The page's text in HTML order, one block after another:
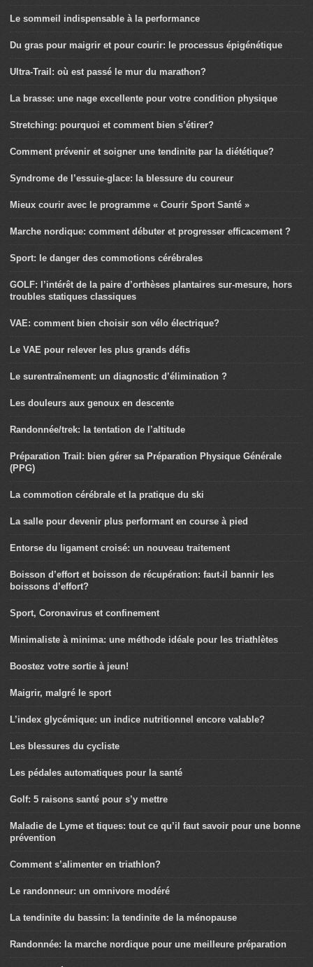
Le sommeil indispensable à la performance
Du gras pour maigrir et pour courir: le processus épigénétique
Ultra-Trail: où est passé le mur du marathon?
La brasse: une nage excellente pour votre condition physique
Stretching: pourquoi et comment bien s’étirer?
Comment prévenir et soigner une tendinite par la diététique?
Syndrome de l’essuie-glace: la blessure du coureur
Mieux courir avec le programme « Courir Sport Santé »
Marche nordique: comment débuter et progresser efficacement ?
Sport: le danger des commotions cérébrales
GOLF: l’intérêt de la paire d’orthèses plantaires sur-mesure, hors
troubles statiques classiques
VAE: comment bien choisir son vélo électrique?
Le VAE pour relever les plus grands défis
Le surentraînement: un diagnostic d’élimination ?
Les douleurs aux genoux en descente
Randonnée/trek: la tentation de l’altitude
Préparation Trail: bien gérer sa Préparation Physique Générale
(PPG)
La commotion cérébrale et la pratique du ski
La salle pour devenir plus performant en course à pied
Entorse du ligament croisé: un nouveau traitement
Boisson d’effort et boisson de récupération: faut-il bannir les
boissons d’effort?
Sport, Coronavirus et confinement
Minimaliste à minima: une méthode idéale pour les triathlètes
Boostez votre sortie à jeun!
Maigrir, malgré le sport
L’index glycémique: un indice nutritionnel encore valable?
Les blessures du cycliste
Les pédales automatiques pour la santé
Golf: 5 raisons santé pour s’y mettre
Maladie de Lyme et tiques: tout ce qu’il faut savoir pour une bonne
prévention
Comment s’alimenter en triathlon?
Le randonneur: un omnivore modéré
La tendinite du bassin: la tendinite de la ménopause
Randonnée: la marche nordique pour une meilleure préparation